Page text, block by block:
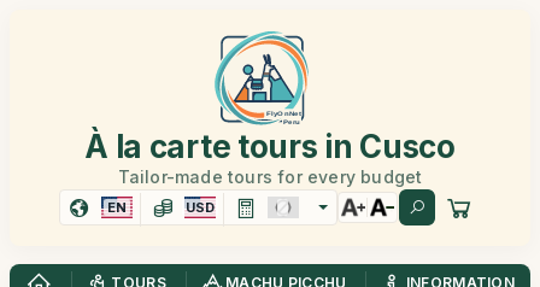
À la carte tours in Cusco
Tailor-made tours for every budget
EN USD
TOURS MACHU PICCHU
INFORMATION